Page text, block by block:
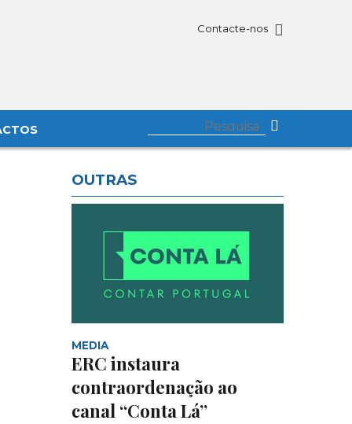
Contacte-nos
OUTRAS
MEDIA
ERC instaura
contraordenação ao
canal “Conta Lá”